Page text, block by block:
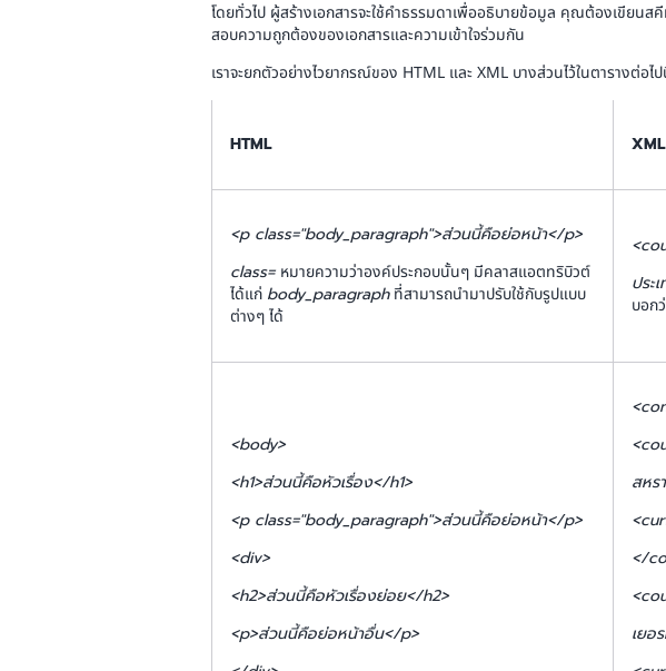
โดยทั่วไป ผู้สร้างเอกสารจะใช้คำธรรมดาเพื่ออธิบายข้อมูล คุณต้องเขียน
สอบความถูกต้องของเอกสารและความเข้าใจร่วมกัน
เราจะยกตัวอย่างไวยากรณ์ของ HTML และ XML บางส่วนไว้ในตารางต่อไ
HTML XML
<p class="body_paragraph">ส่วนนี้คือย่อหน้า</p>
class= หมายความว่าองค์ประกอบนั้นๆ มีคลาสแอตทริบิวต์
ได้แก่ body_paragraphที่สามารถนำมาปรับใช้กับรูปแบบ
ต่างๆ ได้
ประ
บอก
<body>
<h1>ส่วนนี้คือหัวเรื่อง</h1>
<p class="body_paragraph">ส่วนนี้คือย่อหน้า</p>
<div>
<h2>ส่วนนี้คือหัวเรื่องย่อย</h2>
<p>ส่วนนี้คือย่อหน้าอื่น</p>
สหร
</
เยอ